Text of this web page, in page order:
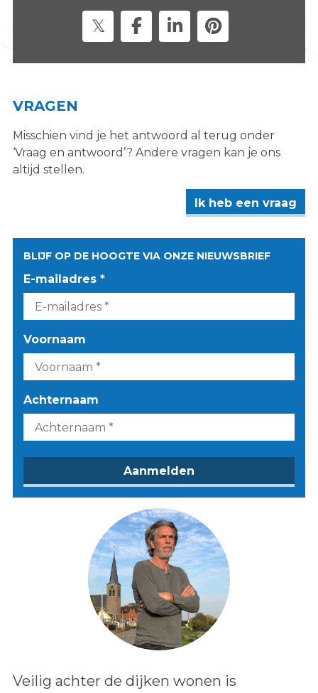
e
VRAGEN
Misschien vind je het antwoord al terug onder
‘Vraag en antwoord’? Andere vragen kan je ons
altijd stellen.
Ik heb een vraag
BLIJF OP DE HOOGTE VIA ONZE NIEUWSBRIEF
E-mailadres *
Voornaam
Achternaam
Lees het bericht:
Veilig achter de dijken wonen is